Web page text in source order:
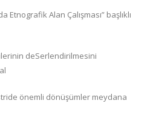
Etnografik Alan Çalışması” başlıklı
deSerlendirilmesini
önemli dönüşümler meydana